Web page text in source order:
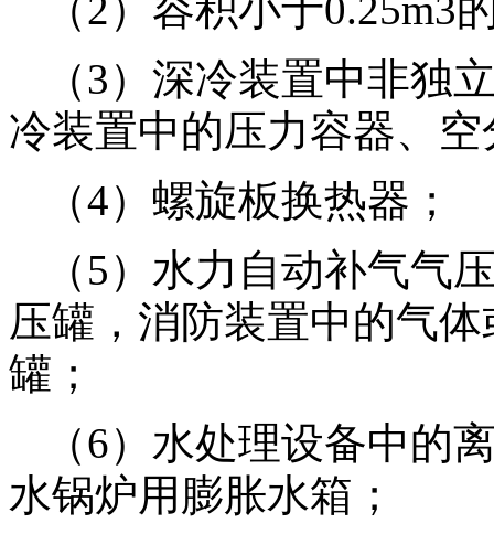
（2）容积小于0.25m3
（3）深冷装置中非独
冷装置中的压力容器、
（4）螺旋板换热器；
（5）水力自动补气气
压罐，消防装置中的气
罐；
（6）水处理设备中的
水锅炉用膨胀水箱；